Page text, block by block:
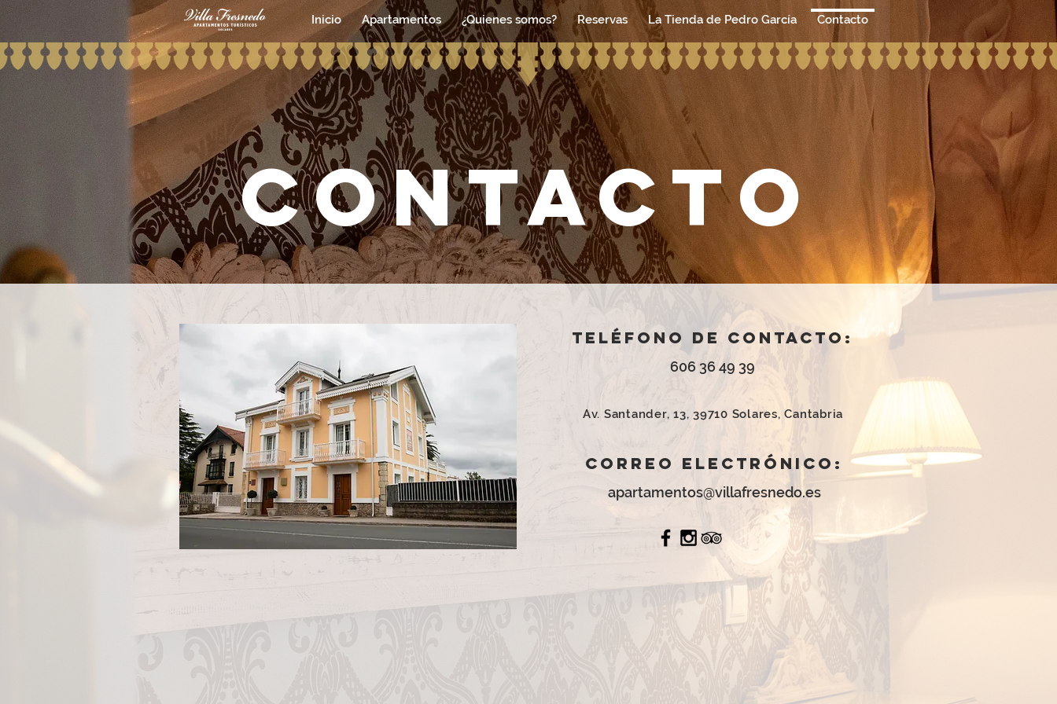
Inicio Apartamentos ¿Quienes somos? Reservas La Tienda de Pedro García Contacto
contactO
Teléfono de contacto:
606 36 49 39
Av. Santander, 13, 39710 Solares, Cantabria
Correo electrónico:
apartamentos@villafresnedo.es